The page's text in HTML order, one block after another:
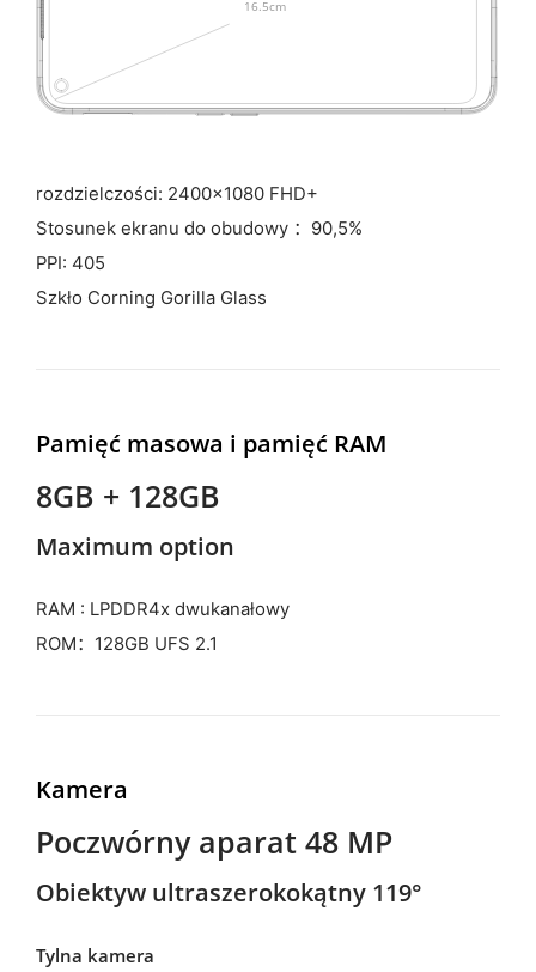
rozdzielczości: 2400x1080 FHD+
Stosunek ekranu do obudowy ：90,5%
PPI: 405
Szkło Corning Gorilla Glass
Pamięć masowa i pamięć RAM
8GB + 128GB
Maximum option
RAM : LPDDR4x dwukanałowy
ROM：128GB UFS 2.1
Kamera
Poczwórny aparat 48 MP
Obiektyw ultraszerokokątny 119°
Tylna kamera